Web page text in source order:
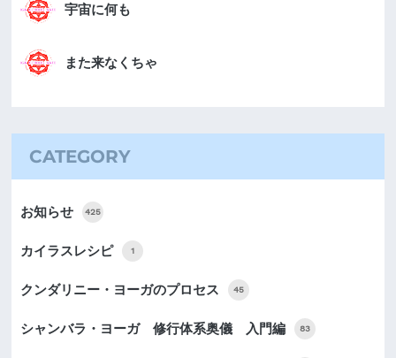
宇宙に何も
また来なくちゃ
CATEGORY
お知らせ 425
カイラスレシピ 1
クンダリニー・ヨーガのプロセス 45
シャンバラ・ヨーガ 修行体系奥儀 入門編 83